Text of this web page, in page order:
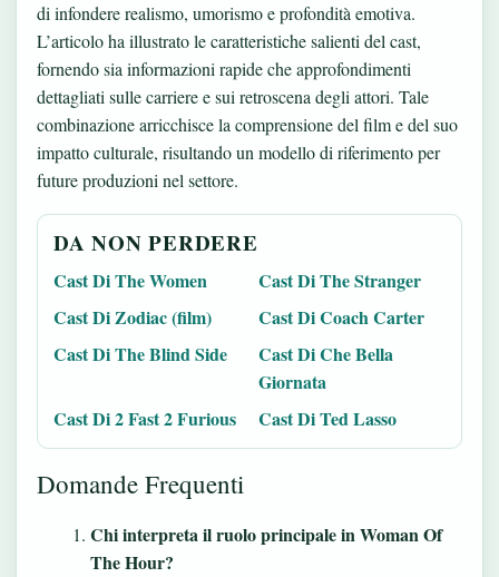
di infondere realismo, umorismo e profondità emotiva.
L’articolo ha illustrato le caratteristiche salienti del cast,
fornendo sia informazioni rapide che approfondimenti
dettagliati sulle carriere e sui retroscena degli attori. Tale
combinazione arricchisce la comprensione del film e del suo
impatto culturale, risultando un modello di riferimento per
future produzioni nel settore.
DA NON PERDERE
Cast Di The Women
Cast Di The Stranger
Cast Di Zodiac (film)
Cast Di Coach Carter
Cast Di The Blind Side
Cast Di Che Bella
Giornata
Cast Di 2 Fast 2 Furious
Cast Di Ted Lasso
Domande Frequenti
Chi interpreta il ruolo principale in Woman Of
The Hour?